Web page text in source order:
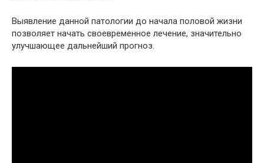
Выявление данной патологии до начала половой жизни
позволяет начать своевременное лечение, значительно
улучшающее дальнейший прогноз.